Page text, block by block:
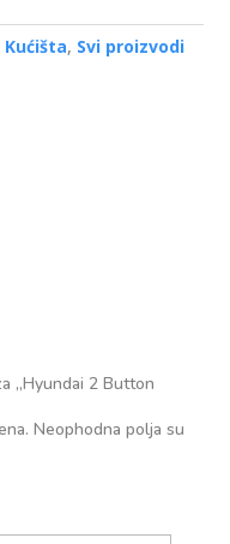
Kućišta, Svi proizvodi
„Hyundai 2 Button
Neophodna polja su